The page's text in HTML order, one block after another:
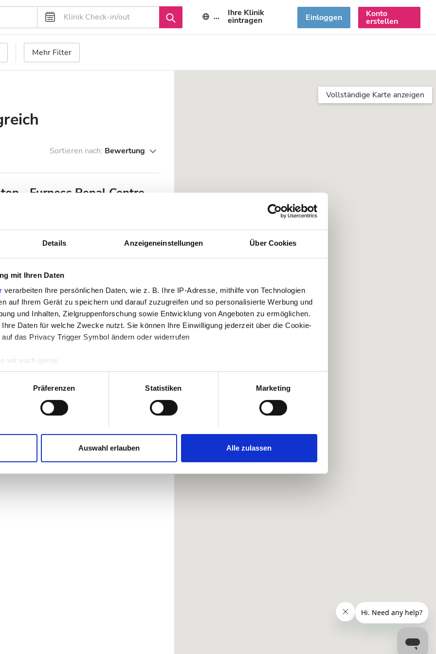
Details Anzeigeneinstellungen Über Cookies
mit Ihren Daten
verarbeiten Ihre persönlichen Daten, wie z. B. Ihre IP-Adresse, mithilfe von Technologien
auf Ihrem Gerät zu speichern und darauf zuzugreifen und so personalisierte Werbung und
und Inhalten, Zielgruppenforschung sowie Entwicklung von Angeboten zu ermöglichen.
Daten für welche Zwecke nutzt. Sie können Ihre Einwilligung jederzeit über die Cookie-
das Privacy Trigger Symbol ändern oder widerrufen
wir auch gerne:
geografische Lage erfassen, welche bis auf einige Meter genau sein können
Scannen nach bestimmten Merkmalen (Fingerprinting) identifizieren
Ihre persönlichen Daten verarbeitet werden, und legen Sie Ihre Präferenzen imAbschnitt
und Anzeigen zu personalisieren, Funktionen für soziale Medien anbieten zu können
zu analysieren. Außerdem geben wir Informationen zu Ihrer Verwendung unserer
Präferenzen Statistiken Marketing
Auswahl erlauben Alle zulassen
DE Ihre Klinik
eintragen Einloggen Konto
erstellen
Mehr Filter
Sortieren nach: Bewertung
- Furness Renal Centre
WiFi
TV-Bildschirme
Reservieren
Vollständige Karte anzeigen